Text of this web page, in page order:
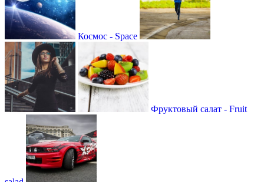
Космос - Space
Фруктовый салат - Fruit